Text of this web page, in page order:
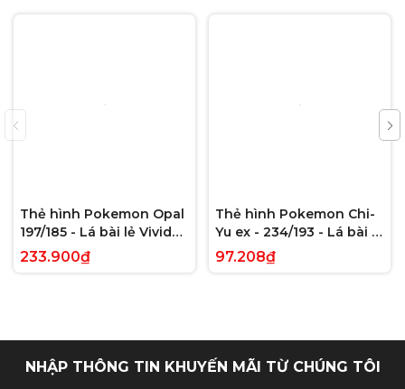
Thẻ hình Pokemon Opal
197/185 - Lá bài lẻ Vivid
Voltage Hyper Rare tiếng
Anh chính hãng
233.900₫
Thẻ hình Pokemon Chi-
Yu ex - 234/193 - Lá bài lẻ
Paldea Evolved Full Art
Secret Rare tiếng Anh
97.208₫
NHẬP THÔNG TIN KHUYẾN MÃI TỪ CHÚNG TÔI